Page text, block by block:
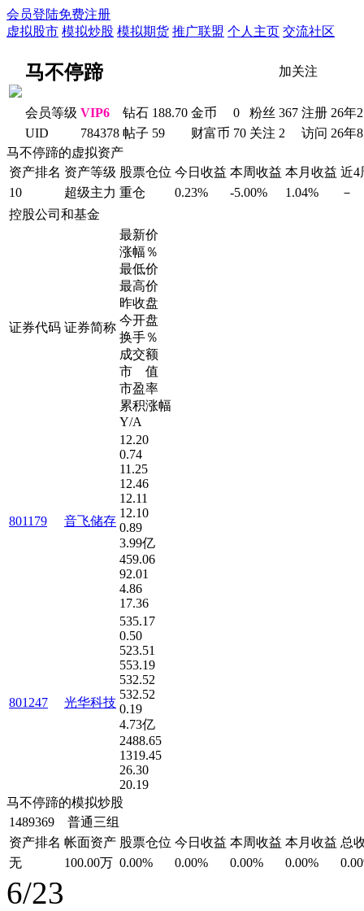
会员登陆免费注册
虚拟股市 模拟炒股 模拟期货 推广联盟 个人主页 交流社区
马不停蹄 加关注
会员等级 VIP6 钻石 188.70 金币 0 粉丝 367 注册 26年
UID
784378 帖子 59 财富币 70 关注 2 访问 26年
马不停蹄的虚拟资产
资产排名 资产等级 股票仓位 今日收益 本周收益 本月收益 近4
10
超级主力 重仓 0.23% -5.00% 1.04%
－
控股公司和基金
证券代码 证券简称
最新价
涨幅％
最低价
最高价
昨收盘
今开盘
换手％
成交额
市 值
市盈率
累积涨幅
Y/A
801179 音飞储存
12.20
0.74
11.25
12.46
12.11
12.10
0.89
3.99亿
459.06
92.01
4.86
17.36
801247 光华科技
535.17
0.50
523.51
553.19
532.52
532.52
0.19
4.73亿
2488.65
1319.45
26.30
20.19
马不停蹄的模拟炒股
1489369 普通三组
资产排名 帐面资产 股票仓位 今日收益 本周收益 本月收益 总
无
100.00万 0.00% 0.00% 0.00% 0.00%
6/23